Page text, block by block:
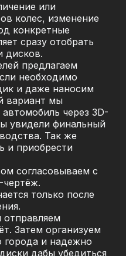
или
колес, изменение
конкретные
сразу отобрать
дисков.
предлагаем
необходимо
и даже наносим
вариант мы
через 3D-
увидели финальный
Так же
и приобрести
согласовываем с
только после
отправляем
Затем организуем
города и надежно
дабы убедиться